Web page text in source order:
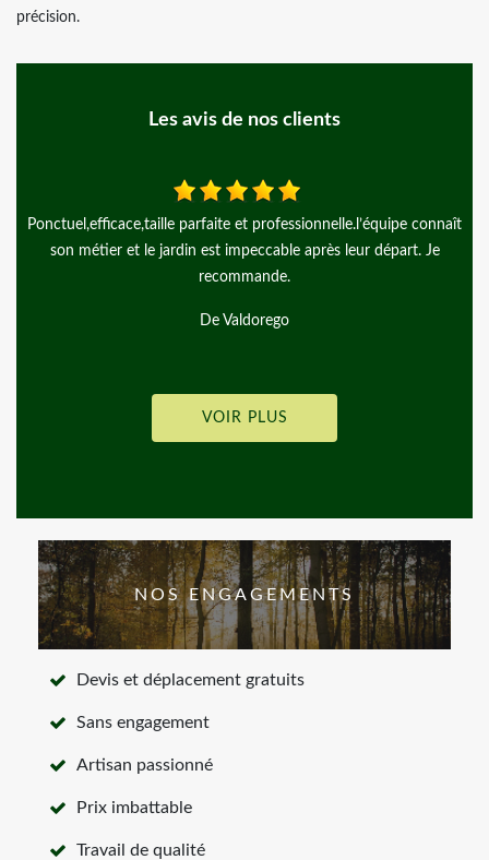
précision.
Les avis de nos clients
parfaite et professionnelle.l’équipe connaît
le jardin est impeccable après leur départ. Je
Merci à Monsieur
VOIR PLUS
NOS ENGAGEMENTS
Devis et déplacement gratuits
Sans engagement
Artisan passionné
Prix imbattable
Travail de qualité